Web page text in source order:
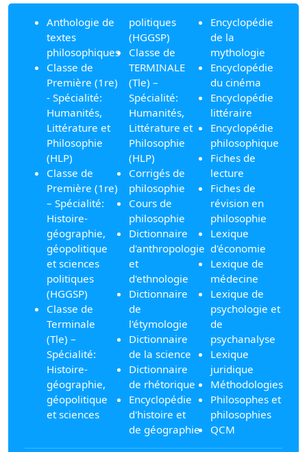
Anthologie de
textes
philosophiques
Classe de
Première (1re)
- Spécialité:
Humanités,
Littérature et
Philosophie
(HLP)
Classe de
Première (1re)
– Spécialité:
Histoire-
géographie,
géopolitique
et sciences
politiques
(HGGSP)
Classe de
Terminale
(Tle) –
Spécialité:
Histoire-
géographie,
géopolitique
et sciences
politiques
(HGGSP)
Classe de
TERMINALE
(Tle) –
Spécialité:
Humanités,
Littérature et
Philosophie
(HLP)
Corrigés de
philosophie
Cours de
philosophie
Dictionnaire
d'anthropologie
et
d'ethnologie
Dictionnaire
de
l'étymologie
Dictionnaire
de la science
Dictionnaire
de rhétorique
Encyclopédie
d'histoire et
de géographie
Encyclopédie
de la
mythologie
Encyclopédie
du cinéma
Encyclopédie
littéraire
Encyclopédie
philosophique
Fiches de
lecture
Fiches de
révision en
philosophie
Lexique
d'économie
Lexique de
médecine
Lexique de
psychologie et
de
psychanalyse
Lexique
juridique
Méthodologies
Philosophes et
philosophies
QCM